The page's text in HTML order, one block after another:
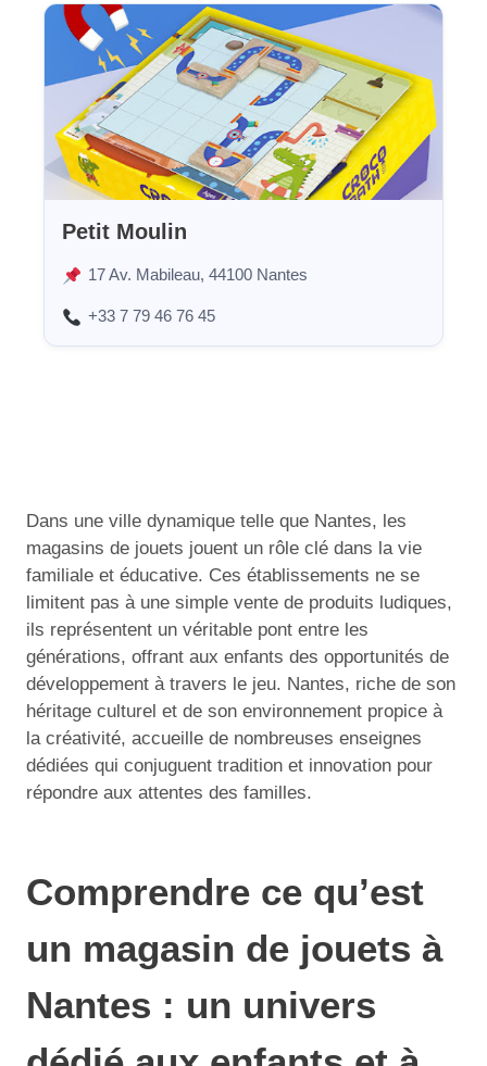
Petit Moulin
17 Av. Mabileau, 44100 Nantes
+33 7 79 46 76 45
Dans une ville dynamique telle que Nantes, les
magasins de jouets jouent un rôle clé dans la vie
familiale et éducative. Ces établissements ne se
limitent pas à une simple vente de produits ludiques,
ils représentent un véritable pont entre les
générations, offrant aux enfants des opportunités de
développement à travers le jeu. Nantes, riche de son
héritage culturel et de son environnement propice à
la créativité, accueille de nombreuses enseignes
dédiées qui conjuguent tradition et innovation pour
répondre aux attentes des familles.
Comprendre ce qu’est
un magasin de jouets à
Nantes : un univers